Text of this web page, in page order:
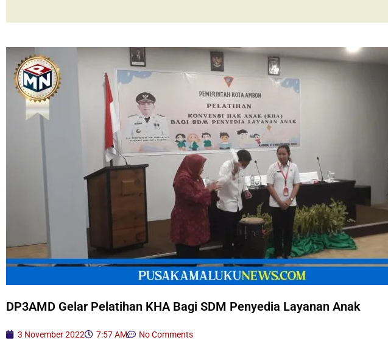
DP3AMD Gelar Pelatihan KHA Bagi SDM Penyedia Layanan Anak
3 November 2022 7:57 AM No Comments